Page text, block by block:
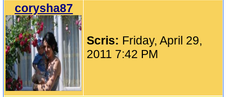
corysha87
Scris: Friday, April 29,
2011 7:42 PM